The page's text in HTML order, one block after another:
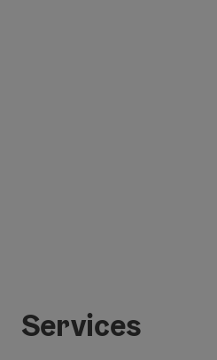
Services